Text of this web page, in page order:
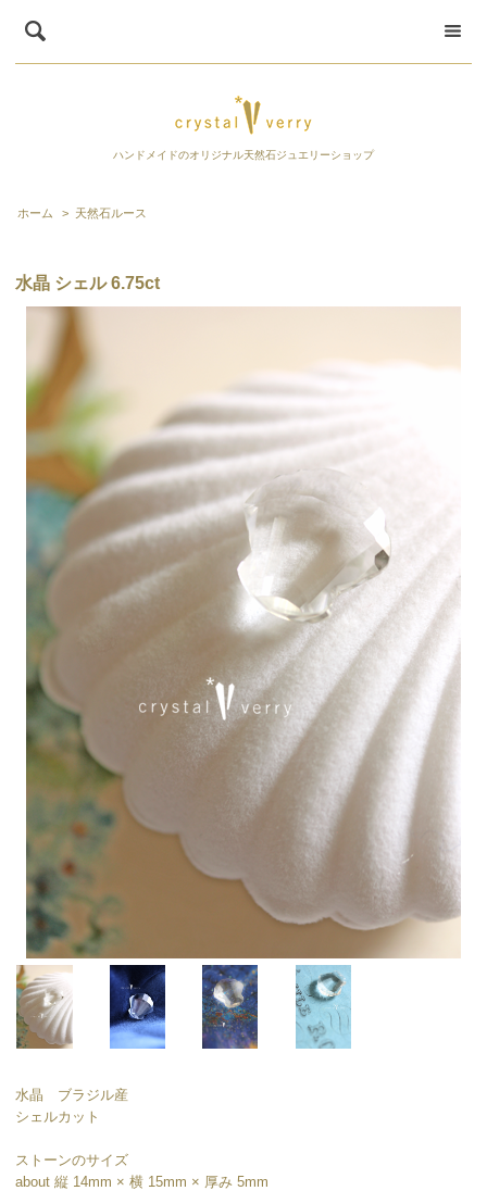
ハンドメイドのオリジナル天然石ジュエリーショップ
ホーム > 天然石ルース
水晶 シェル 6.75ct
水晶 ブラジル産
シェルカット
ストーンのサイズ
about 縦 14mm × 横 15mm × 厚み 5mm